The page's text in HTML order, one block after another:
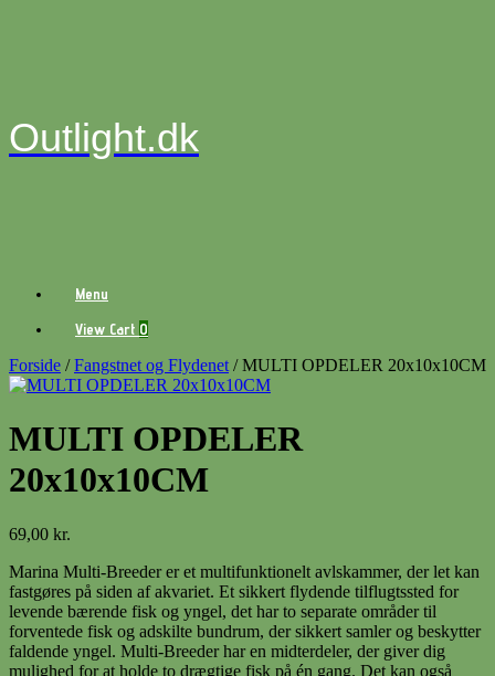
Outlight.dk
Menu
View
cart
View Cart 0
Forside /Fangstnet og Flydenet / MULTI OPDELER 20x10x10CM
MULTI OPDELER
20x10x10CM
69,00 kr.
Marina Multi-Breeder er et multifunktionelt avlskammer, der let kan
fastgøres på siden af ​​akvariet. Et sikkert flydende tilflugtssted for
levende bærende fisk og yngel, det har to separate områder til
forventede fisk og adskilte bundrum, der sikkert samler og beskytter
faldende yngel. Multi-Breeder har en midterdeler, der giver dig
mulighed for at holde to drægtige fisk på én gang. Det kan også